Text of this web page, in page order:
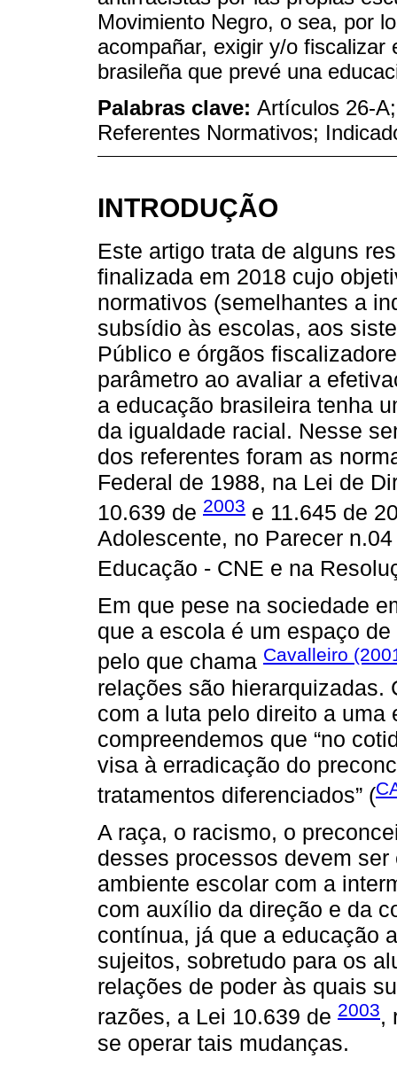
Movimiento Negro, o sea, por
acompañar, exigir y/o fiscalizar
brasileña que prevé una
Palabras clave: Artículos 26-
Referentes Normativos;
INTRODUÇÃO
Este artigo trata de alguns
finalizada em 2018 cujo
normativos (semelhantes a
subsídio às escolas, aos
Público e órgãos
parâmetro ao avaliar a
a educação brasileira tenha
da igualdade racial. Nesse
dos referentes foram as
Federal de 1988, na Lei de
10.639 de 2003 e 11.645 de
Adolescente, no Parecer
Educação - CNE e na
Em que pese na sociedade
que a escola é um espaço
pelo que chama Cavalleiro
relações são hierarquizadas.
com a luta pelo direito a
compreendemos que “no
visa à erradicação do
tratamentos diferenciados” (
A raça, o racismo, o
desses processos devem
ambiente escolar com a
com auxílio da direção e da
contínua, já que a educação
sujeitos, sobretudo para os
relações de poder às quais
razões, a Lei 10.639 de 2003,
se operar tais mudanças.